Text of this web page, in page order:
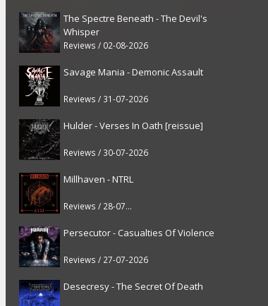
The Spectre Beneath - The Devil's
Whisper
Reviews / 02-08-2026
Savage Mania - Demonic Assault
Reviews / 31-07-2026
Hulder - Verses In Oath [reissue]
Reviews / 30-07-2026
Millhaven - NTRL
Reviews / 28-07-2026
Persecutor - Casualties Of Violence
Reviews / 27-07-2026
Desecresy - The Secret Of Death